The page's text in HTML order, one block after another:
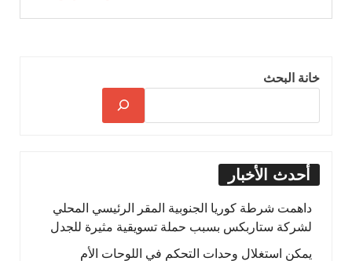
خانة البحث
أحدث الأخبار
داهمت شرطة كوريا الجنوبية المقر الرئيسي المحلي
لشركة ستاربكس بسبب حملة تسويقية مثيرة للجدل
يمكن استغلال وحدات التحكم في اللوحات الأم